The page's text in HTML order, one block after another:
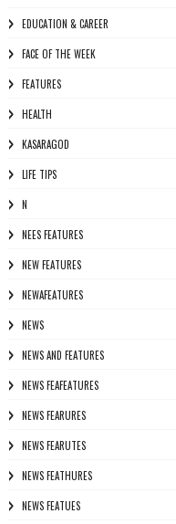
EDUCATION & CAREER
FACE OF THE WEEK
FEATURES
HEALTH
KASARAGOD
LIFE TIPS
N
NEES FEATURES
NEW FEATURES
NEWAFEATURES
NEWS
NEWS AND FEATURES
NEWS FEAFEATURES
NEWS FEARURES
NEWS FEARUTES
NEWS FEATHURES
NEWS FEATUES